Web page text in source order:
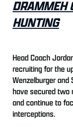
DRAMMEH
HUNTING
Head Coach
recruiting for the
Wenzelburger
have secured two
and continue to
interceptions.